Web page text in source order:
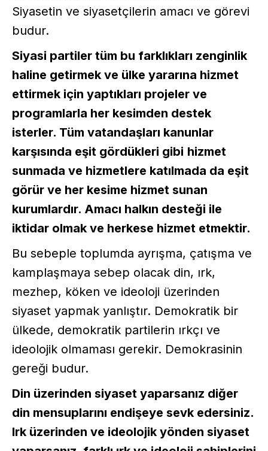
Siyasetin ve siyasetçilerin amacı ve görevi
budur.
Siyasi partiler tüm bu farklıkları zenginlik
haline getirmek ve ülke yararına hizmet
ettirmek için yaptıkları projeler ve
programlarla her kesimden destek
isterler. Tüm vatandaşları kanunlar
karşısında eşit gördükleri gibi hizmet
sunmada ve hizmetlere katılmada da eşit
görür ve her kesime hizmet sunan
kurumlardır. Amacı halkın desteği ile
iktidar olmak ve herkese hizmet etmektir.
Bu sebeple toplumda ayrışma, çatışma ve
kamplaşmaya sebep olacak din, ırk,
mezhep, köken ve ideoloji üzerinden
siyaset yapmak yanlıştır. Demokratik bir
ülkede, demokratik partilerin ırkçı ve
ideolojik olmaması gerekir. Demokrasinin
gereği budur.
Din üzerinden siyaset yaparsanız diğer
din mensuplarını endişeye sevk edersiniz.
Irk üzerinden ve ideolojik yönden siyaset